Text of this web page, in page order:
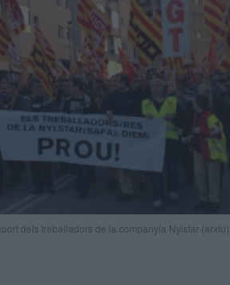
dels treballadors de la companyia Nylstar